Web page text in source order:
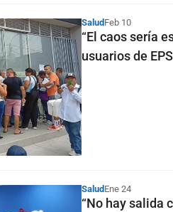
Salud Feb 10
“El caos sería
usuarios de
Salud Ene 24
“No hay salida